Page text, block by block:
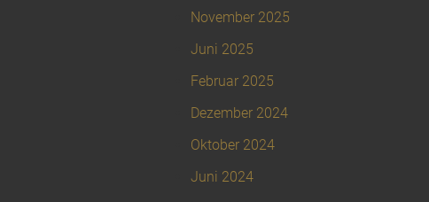
November 2025
Juni 2025
Februar 2025
Dezember 2024
Oktober 2024
Juni 2024